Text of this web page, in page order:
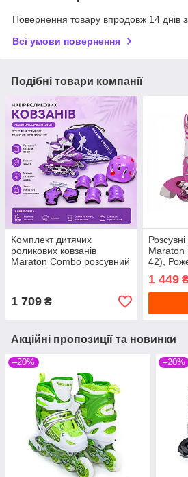
Повернення товару впродовж 14 днів
Всі умови повернення
Подібні товари компанії
Комплект дитячих
роликових ковзанів
Maraton Combo розсувний
1 709 ₴
Maraton
42),
1 449
Акційні пропозиції та новинки
–20% –20%